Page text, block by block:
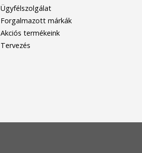
Ügyfélszolgálat
Forgalmazott márkák
Akciós termékeink
Tervezés